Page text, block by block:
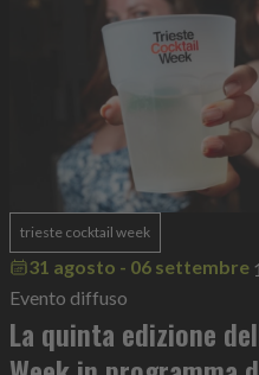
trieste cocktail week
31 agosto - 06 settembre
Evento diffuso
La quinta edizione